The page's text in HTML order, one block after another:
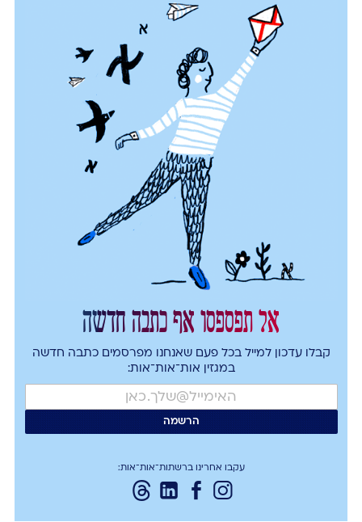
אל תפספסו אף כתבה חדשה
קבלו עדכון למייל בכל פעם שאנחנו מפרסמים כתבה חדשה
במגזין אות־אות־אות:
עקבו אחרינו ברשתות־אות־אות: